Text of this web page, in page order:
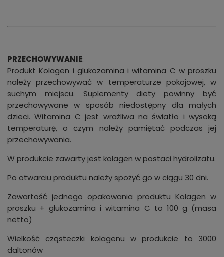
PRZECHOWYWANIE:
Produkt Kolagen i glukozamina i witamina C w proszku
należy przechowywać w temperaturze pokojowej, w
suchym miejscu. Suplementy diety powinny być
przechowywane w sposób niedostępny dla małych
dzieci. Witamina C jest wrażliwa na światło i wysoką
temperaturę, o czym należy pamiętać podczas jej
przechowywania.
W produkcie zawarty jest kolagen w postaci hydrolizatu.
Po otwarciu produktu należy spożyć go w ciągu 30 dni.
Zawartość jednego opakowania produktu Kolagen w
proszku + glukozamina i witamina C to 100 g (masa
netto)
Wielkość cząsteczki kolagenu w produkcie to 3000
daltonów